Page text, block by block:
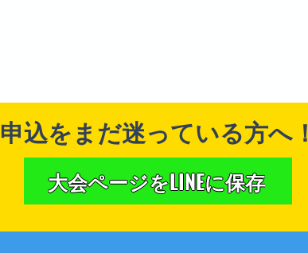
申込をまだ迷っている方へ！
大会ページをLINEに保存